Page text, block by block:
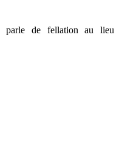
parle de fellation au lieu